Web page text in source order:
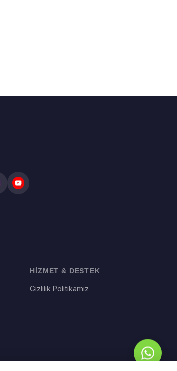
HİZMET & DESTEK
Gizlilik Politikamız